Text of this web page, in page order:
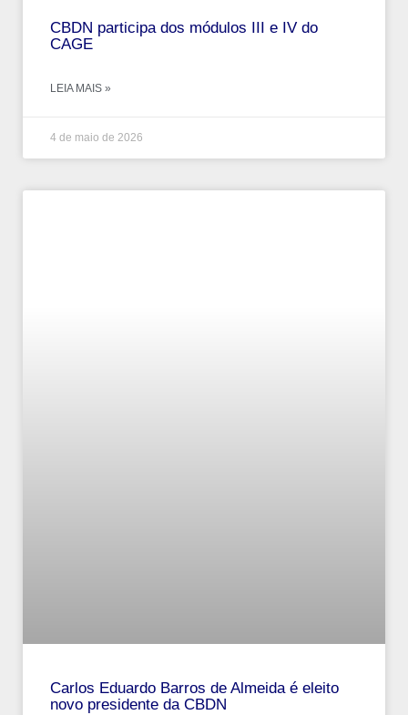
CBDN participa dos módulos III e IV do
CAGE
LEIA MAIS »
4 de maio de 2026
Carlos Eduardo Barros de Almeida é eleito
novo presidente da CBDN